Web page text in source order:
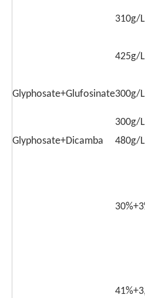
310g/
425g/
Glyphosate+Glufosinate300g/
300g/
Glyphosate+Dicamba
480g/